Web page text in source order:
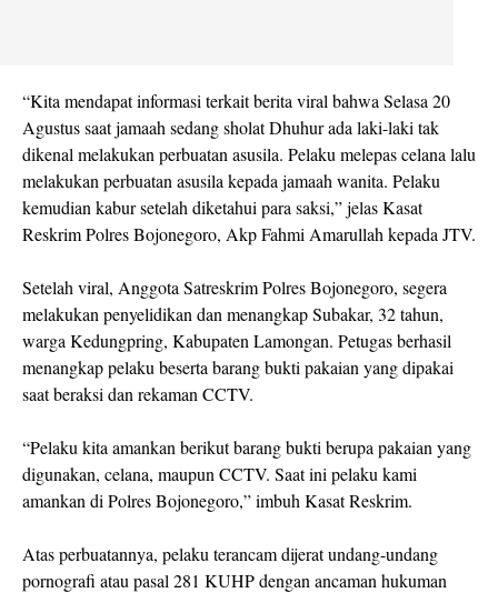
“Kita mendapat informasi terkait berita viral bahwa Selasa 20
Agustus saat jamaah sedang sholat Dhuhur ada laki-laki tak
dikenal melakukan perbuatan asusila. Pelaku melepas celana lalu
melakukan perbuatan asusila kepada jamaah wanita. Pelaku
kemudian kabur setelah diketahui para saksi,” jelas Kasat
Reskrim Polres Bojonegoro, Akp Fahmi Amarullah kepada JTV.
Setelah viral, Anggota Satreskrim Polres Bojonegoro, segera
melakukan penyelidikan dan menangkap Subakar, 32 tahun,
warga Kedungpring, Kabupaten Lamongan. Petugas berhasil
menangkap pelaku beserta barang bukti pakaian yang dipakai
saat beraksi dan rekaman CCTV.
“Pelaku kita amankan berikut barang bukti berupa pakaian yang
digunakan, celana, maupun CCTV. Saat ini pelaku kami
amankan di Polres Bojonegoro,” imbuh Kasat Reskrim.
Atas perbuatannya, pelaku terancam dijerat undang-undang
pornografi atau pasal 281 KUHP dengan ancaman hukuman